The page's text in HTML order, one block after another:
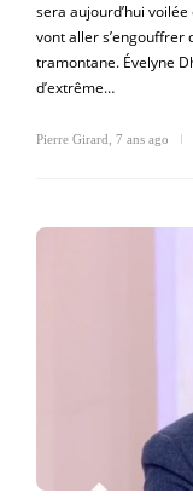
sera aujourd’hui
vont aller s’engouffrer
tramontane. Évelyne
d’extrême…
Pierre Girard 7 ans ago